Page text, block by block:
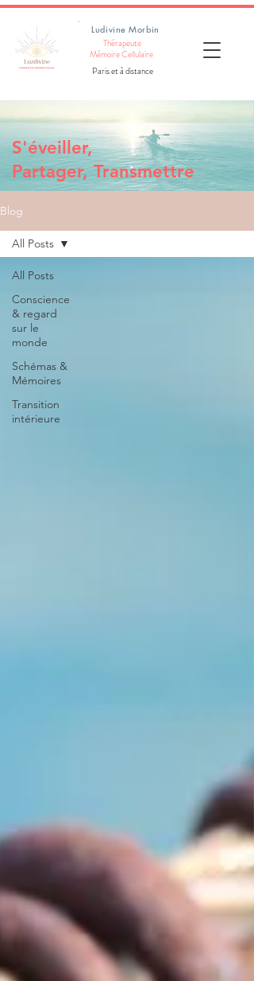
Ludivine Morbin
Thérapeute
Mémoire Cellulaire
Paris et à distance
S'éveiller,
Partager, Transmettre
Blog
All Posts
Conscience
& regard
sur le
monde
Schémas &
Mémoires
Transition
intérieure
All Posts